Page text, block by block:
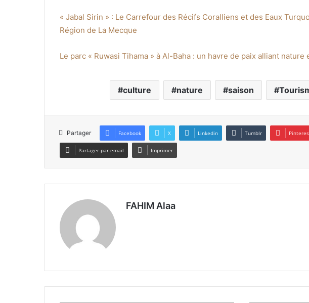
« Jabal Sirin » : Le Carrefour des Récifs Coralliens et des Eaux
Région de La Mecque
Le parc « Ruwasi Tihama » à Al-Baha : un havre de paix alliant
culture nature saison
Partager Facebook X Linkedin Tumblr
Partager par email Imprimer
FAHIM Alaa